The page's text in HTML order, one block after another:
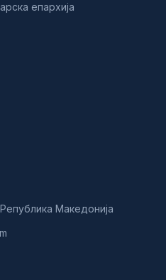
епархија
Македонија